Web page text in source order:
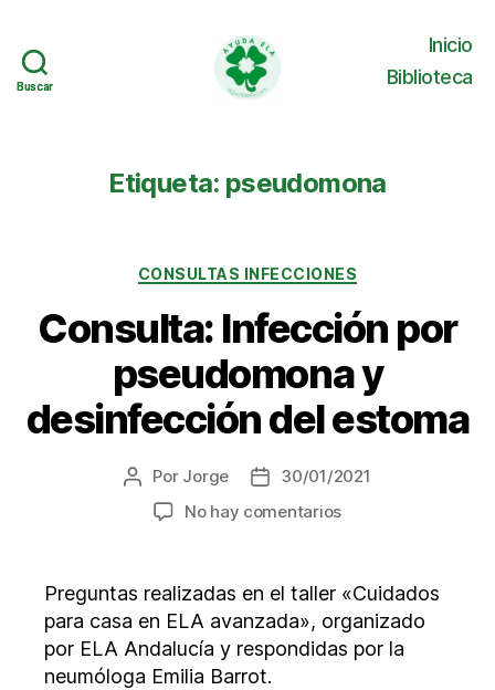
Buscar
Inicio
Biblioteca
Buscar
Etiqueta: pseudomona
Categorías
CONSULTAS INFECCIONES
Consulta: Infección por
pseudomona y
desinfección del estoma
Autor
Por Jorge
Fecha30/01/2021
No hay comentariosen
por
pseudomona
y
desinfección
Preguntas realizadas en el taller «Cuidados
para casa en ELA avanzada», organizado
por ELA Andalucía y respondidas por la
neumóloga Emilia Barrot.